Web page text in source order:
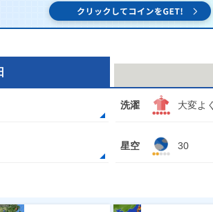
洗濯 大変よ
星空 30